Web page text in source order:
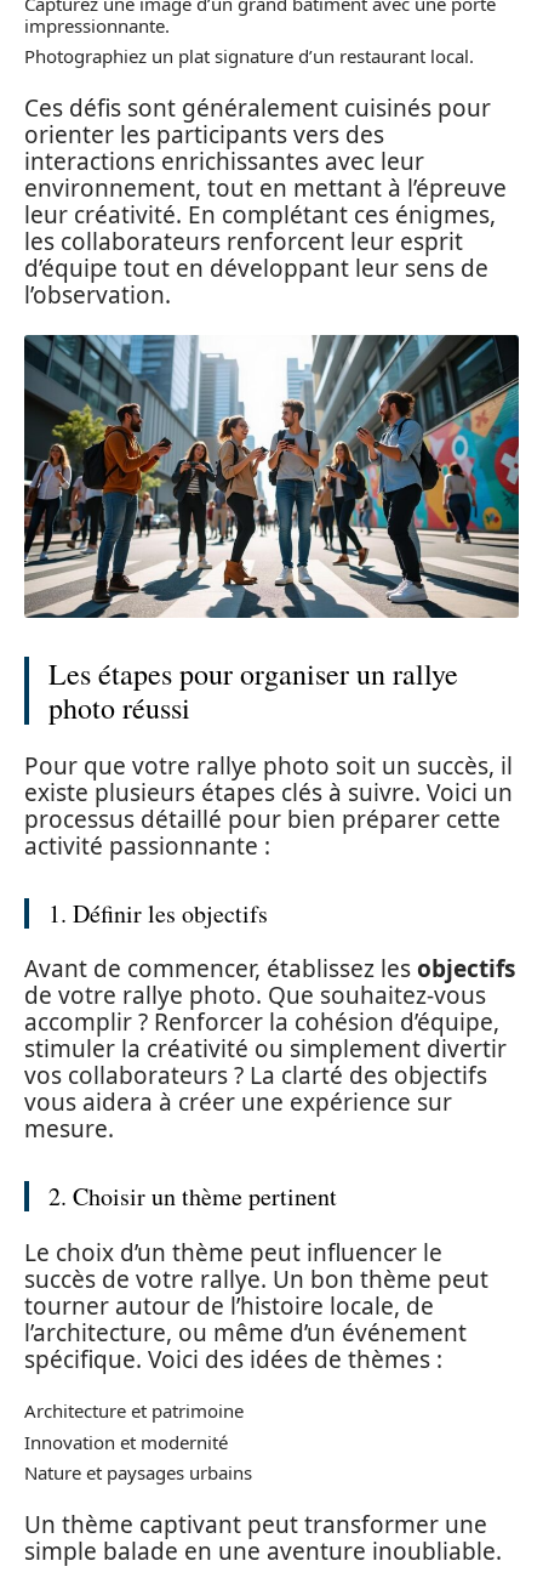
impressionnante.
Photographiez un plat signature d’un restaurant local.
Ces défis sont généralement cuisinés pour
orienter les participants vers des
interactions enrichissantes avec leur
environnement, tout en mettant à l’épreuve
leur créativité. En complétant ces énigmes,
les collaborateurs renforcent leur esprit
d’équipe tout en développant leur sens de
l’observation.
Les étapes pour organiser un rallye
photo réussi
Pour que votre rallye photo soit un succès, il
existe plusieurs étapes clés à suivre. Voici un
processus détaillé pour bien préparer cette
activité passionnante :
1. Définir les objectifs
Avant de commencer, établissez lesobjectifs
de votre rallye photo. Que souhaitez-vous
accomplir ? Renforcer la cohésion d’équipe,
stimuler la créativité ou simplement divertir
vos collaborateurs ? La clarté des objectifs
vous aidera à créer une expérience sur
mesure.
2. Choisir un thème pertinent
Le choix d’un thème peut influencer le
succès de votre rallye. Un bon thème peut
tourner autour de l’histoire locale, de
l’architecture, ou même d’un événement
spécifique. Voici des idées de thèmes :
Architecture et patrimoine
Innovation et modernité
Nature et paysages urbains
Un thème captivant peut transformer une
simple balade en une aventure inoubliable.